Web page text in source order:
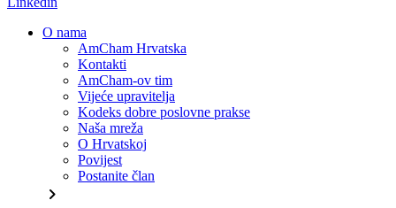
O nama
AmCham Hrvatska
Kontakti
AmCham-ov tim
Vijeće upravitelja
Kodeks dobre poslovne prakse
Naša mreža
O Hrvatskoj
Povijest
Postanite član
chevron_right